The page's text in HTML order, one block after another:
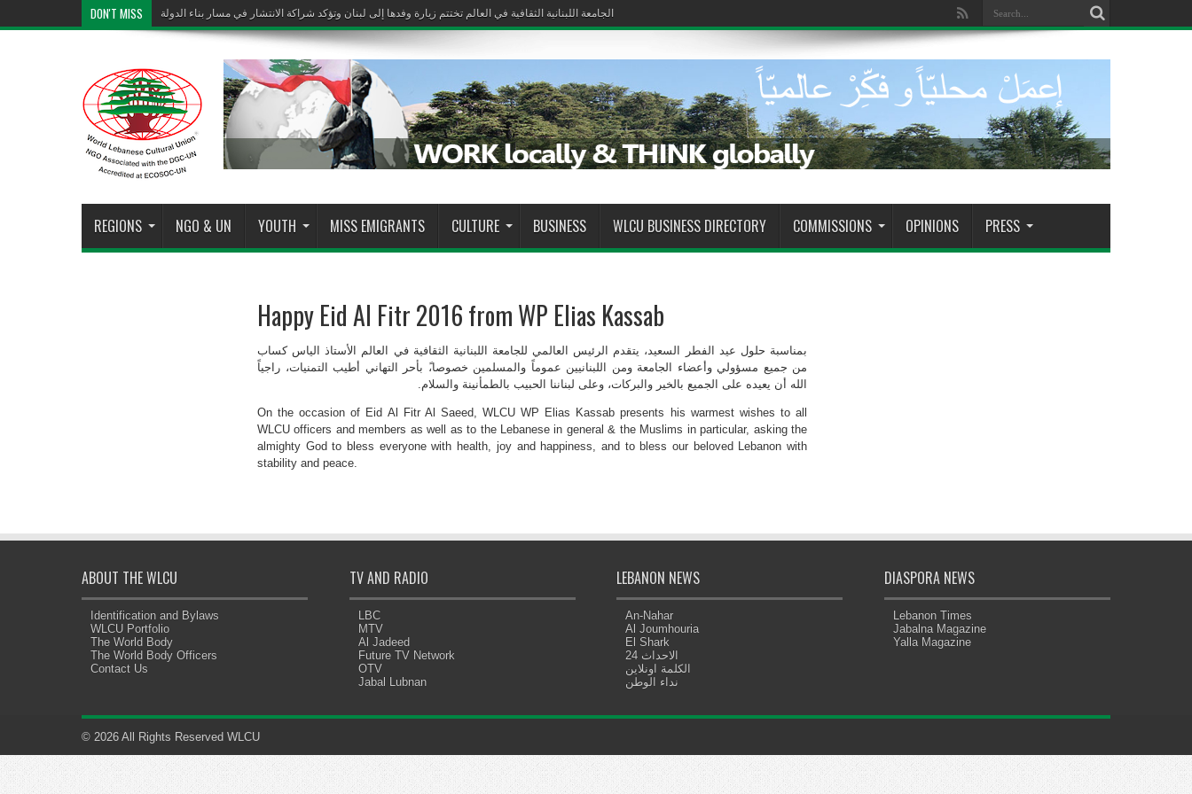
DON'T MISS الجامعة اللبنانية الثقافية في العالم تختتم زيارة وفدها إلى لبنان وتؤكد شراكة الانتشار في مسار بناء الدولة
الجامعة اللبنانية الثقافية في العالم تختتم زيارة وفدها إلى لبنان وتؤكد شراكة الانتشار في مسار بناء الدولة
REGIONS NGO & UN YOUTH MISS EMIGRANTS CULTURE BUSINESS WLCU BUSINESS DIRECTORY COMMISSIONS OPINIONS PRESS
Happy Eid Al Fitr 2016 from WP Elias Kassab
بمناسبة حلول عيد الفطر السعيد، يتقدم الرئيس العالمي للجامعة اللبنانية الثقافية في العالم الأستاذ الياس كساب
من جميع مسؤولي وأعضاء الجامعة ومن اللبنانيين عموماً والمسلمين خصوصا،ً بأحر التهاني أطيب التمنيات، راجياً
الله أن يعيده على الجميع بالخير والبركات، وعلى لبناننا الحبيب بالطمأنينة والسلام.
On the occasion of Eid Al Fitr Al Saeed, WLCU WP Elias Kassab presents his warmest wishes to all
WLCU officers and members as well as to the Lebanese in general & the Muslims in particular, asking the
almighty God to bless everyone with health, joy and happiness, and to bless our beloved Lebanon with
stability and peace.
ABOUT THE WLCU
Identification and Bylaws
WLCU Portfolio
The World Body
The World Body Officers
Contact Us
TV AND RADIO
LBC
MTV
Al Jadeed
Future TV Network
OTV
Jabal Lubnan
LEBANON NEWS
An-Nahar
Al Joumhouria
El Shark
الاحداث 24
الكلمة اونلاين
نداء الوطن
DIASPORA NEWS
Lebanon Times
Jabalna Magazine
Yalla Magazine
© 2026 All Rights Reserved WLCU